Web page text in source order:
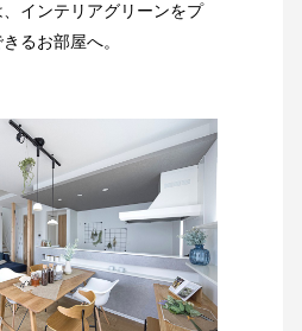
インテリアグリーンをプ
るお部屋へ。